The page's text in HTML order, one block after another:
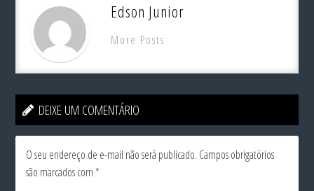
Edson Junior
More Posts
DEIXE UM COMENTÁRIO
O seu endereço de e-mail não será publicado. Campos obrigatórios
são marcados com *